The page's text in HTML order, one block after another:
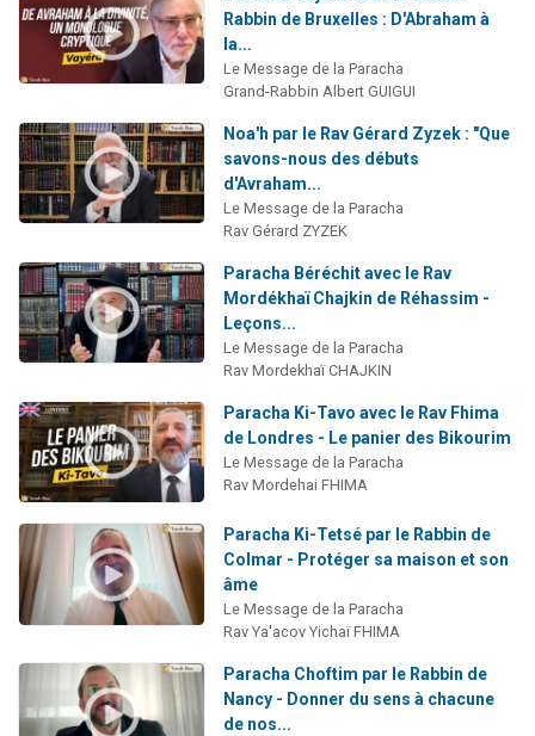
Rabbin de Bruxelles : D'Abraham à
la...
Le Message de la Paracha
Grand-Rabbin Albert GUIGUI
Noa'h par le Rav Gérard Zyzek : "Que
savons-nous des débuts
d'Avraham...
Le Message de la Paracha
Rav Gérard ZYZEK
Paracha Béréchit avec le Rav
Mordékhaï Chajkin de Réhassim -
Leçons...
Le Message de la Paracha
Rav Mordekhaï CHAJKIN
Paracha Ki-Tavo avec le Rav Fhima
de Londres - Le panier des Bikourim
Le Message de la Paracha
Rav Mordehai FHIMA
Paracha Ki-Tetsé par le Rabbin de
Colmar - Protéger sa maison et son
âme
Le Message de la Paracha
Rav Ya'acov Yichaï FHIMA
Paracha Choftim par le Rabbin de
Nancy - Donner du sens à chacune
de nos...